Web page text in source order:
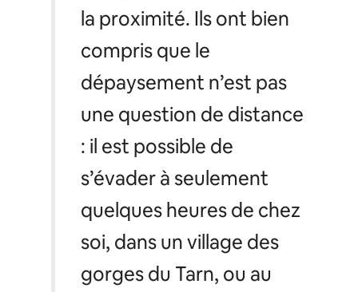
la proximité. Ils ont bien
compris que le
dépaysement n’est pas
une question de distance
: il est possible de
s’évader à seulement
quelques heures de chez
soi, dans un village des
gorges du Tarn, ou au